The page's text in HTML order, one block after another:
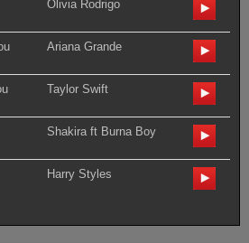
Olivia Rodrigo
Ariana Grande
Taylor Swift
Shakira ft Burna Boy
Harry Styles